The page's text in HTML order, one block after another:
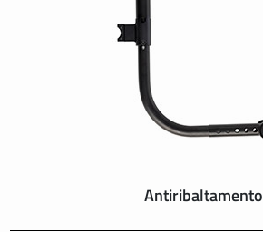
Antiribaltamento
NEDERLAND